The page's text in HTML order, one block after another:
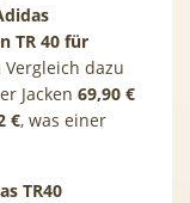
TR 40 für
dazu
Jacken 69,90 €
€, was einer
TR40